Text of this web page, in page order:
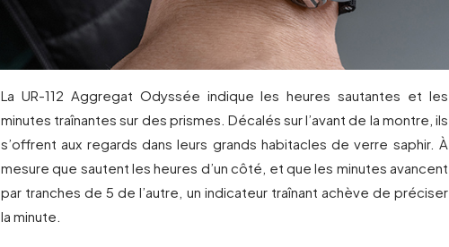
La UR-112 Aggregat Odyssée indique les heures sautantes et les
minutes traînantes sur des prismes. Décalés sur l’avant de la montre, ils
s’offrent aux regards dans leurs grands habitacles de verre saphir. À
mesure que sautent les heures d’un côté, et que les minutes avancent
par tranches de 5 de l’autre, un indicateur traînant achève de préciser
la minute.